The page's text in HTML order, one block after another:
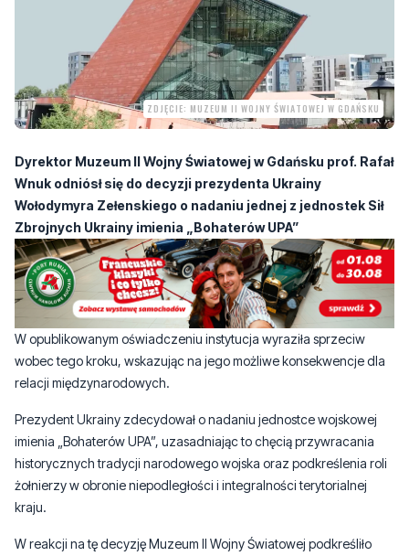
ZDJĘCIE: MUZEUM II WOJNY ŚWIATOWEJ W GDAŃSKU
Dyrektor Muzeum II Wojny Światowej w Gdańsku prof. Rafał
Wnuk odniósł się do decyzji prezydenta Ukrainy
Wołodymyra Zełenskiego o nadaniu jednej z jednostek Sił
Zbrojnych Ukrainy imienia „Bohaterów UPA”
W opublikowanym oświadczeniu instytucja wyraziła sprzeciw
wobec tego kroku, wskazując na jego możliwe konsekwencje dla
relacji międzynarodowych.
Prezydent Ukrainy zdecydował o nadaniu jednostce wojskowej
imienia „Bohaterów UPA”, uzasadniając to chęcią przywracania
historycznych tradycji narodowego wojska oraz podkreślenia roli
żołnierzy w obronie niepodległości i integralności terytorialnej
kraju.
W reakcji na tę decyzję Muzeum II Wojny Światowej podkreśliło